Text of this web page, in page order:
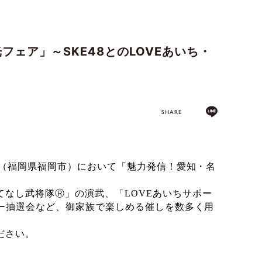
ェア」～SKE48とのLOVEあいち・
SHARE
福岡県福岡市）において「魅力発信！愛知・名
なし武将隊Ⓡ 」の演武、「 LOVEあいちサポー
選会など、御家族で楽しめる催しを数多く用
い。